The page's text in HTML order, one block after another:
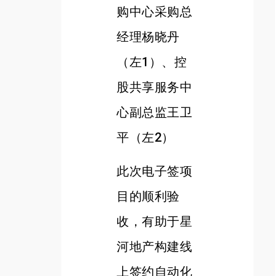
购中心采购总
经理杨晓丹
（左1）、控
股共享服务中
心副总监王卫
平（左2）
此次电子签项
目的顺利验
收，有助于星
河地产构建线
上签约自动化